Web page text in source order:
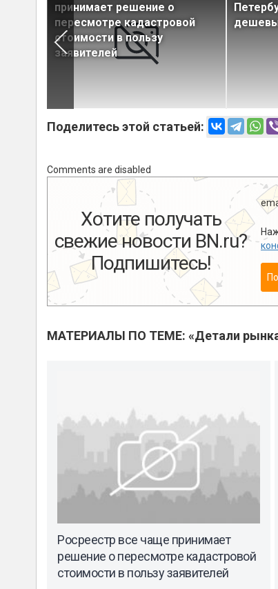
принимает решение о
пересмотре кадастровой
стоимости в пользу
заявителей
Поделитесь этой статьей:
Comments are disabled
Хотите получать
свежие новости BN.ru?
Подпишитесь!
МАТЕРИАЛЫ ПО ТЕМЕ: «Детали
Росреестр все чаще принимает
решение о пересмотре кадастровой
стоимости в пользу заявителей